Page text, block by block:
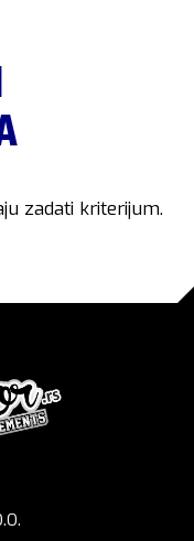
zadati kriterijum.